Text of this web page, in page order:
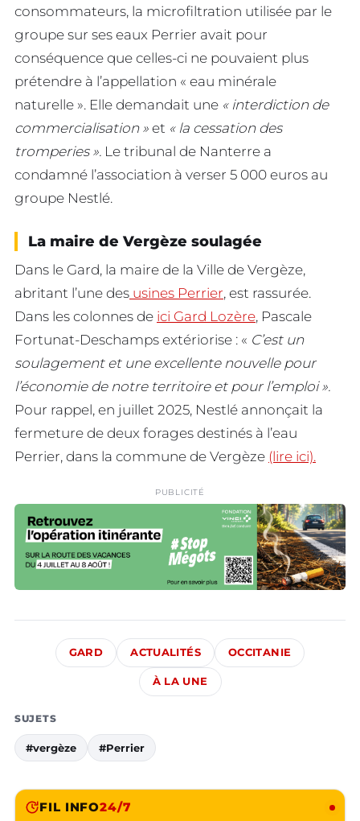
consommateurs, la microfiltration utilisée par le
groupe sur ses eaux Perrier avait pour
conséquence que celles-ci ne pouvaient plus
prétendre à l’appellation « eau minérale
naturelle ». Elle demandait une « interdiction de
commercialisation » et « la cessation des
tromperies ». Le tribunal de Nanterre a
condamné l’association à verser 5 000 euros au
groupe Nestlé.
La maire de Vergèze soulagée
Dans le Gard, la maire de la Ville de Vergèze,
abritant l’une des usines Perrier, est rassurée.
Dans les colonnes de ici Gard Lozère, Pascale
Fortunat-Deschamps extériorise : « C’est un
soulagement et une excellente nouvelle pour
l’économie de notre territoire et pour l’emploi ».
Pour rappel, en juillet 2025, Nestlé annonçait la
fermeture de deux forages destinés à l’eau
Perrier, dans la commune de Vergèze (lire ici).
PUBLICITÉ
GARD ACTUALITÉS OCCITANIE
À LA UNE
SUJETS
#vergèze #Perrier
FIL INFO24/7